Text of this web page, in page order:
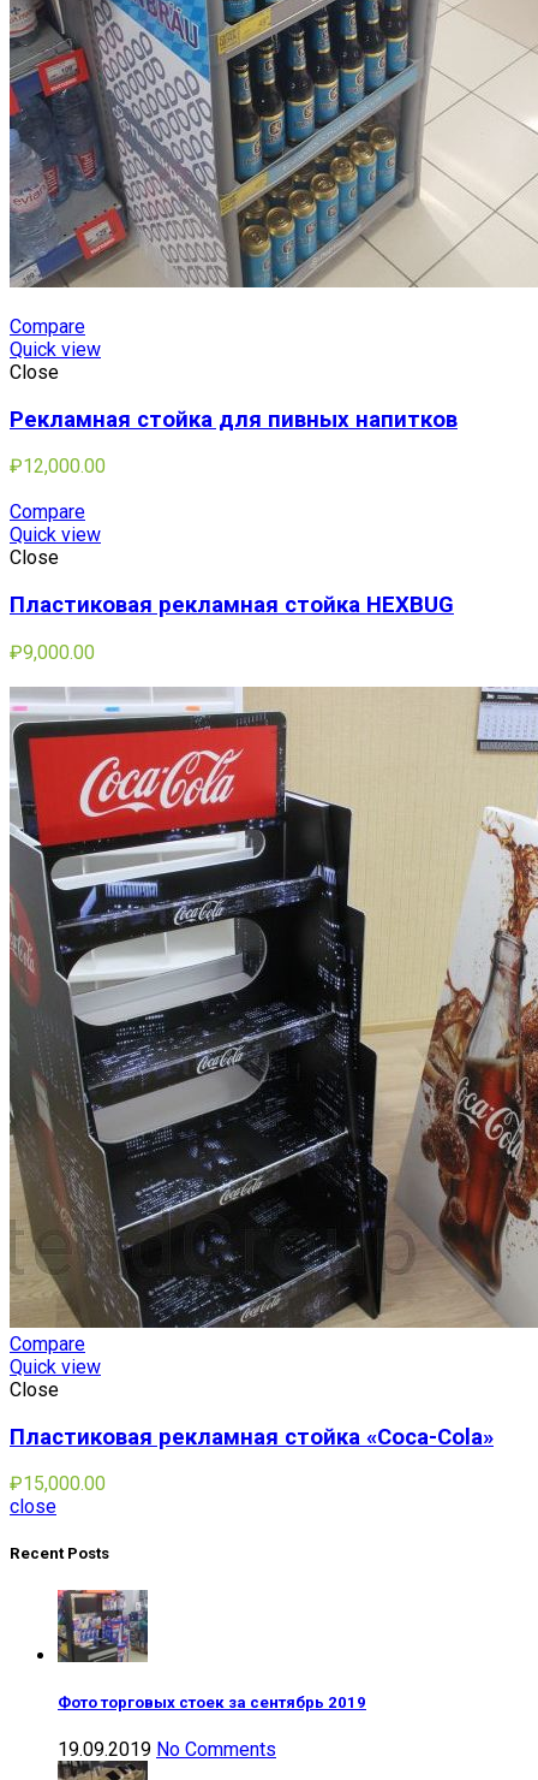
Compare
Quick view
Close
Рекламная стойка для пивных напитков
₽12,000.00
Compare
Quick view
Close
Пластиковая рекламная стойка HEXBUG
₽9,000.00
Compare
Quick view
Close
Пластиковая рекламная стойка «Coca-Cola»
₽15,000.00
close
Recent Posts
Фото торговых стоек за сентябрь 2019
19.09.2019 No Comments